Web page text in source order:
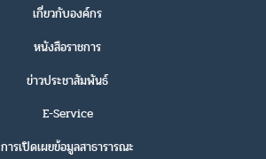
เกี่ยวกับองค์กร
หนังสือราชการ
ข่าวประชาสัมพันธ์
E-Service
การเปิดเผยข้อมูลสาธารารณะ